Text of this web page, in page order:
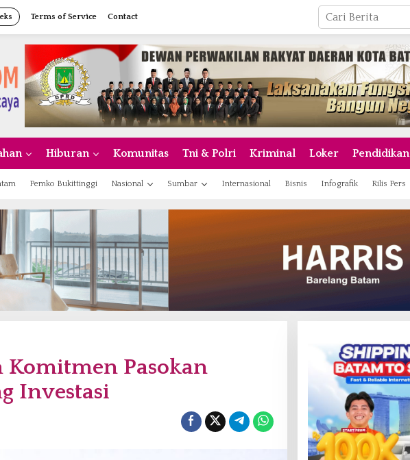
Terms of Service Contact
Hiburan Komunitas Tni & Polri Kriminal Loker Pendidikan
Pemko Bukittinggi Nasional Sumbar Internasional Bisnis Infografik Rilis Pers
Komitmen Pasokan
Investasi